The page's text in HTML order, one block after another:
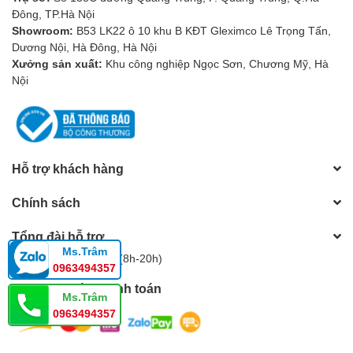
gian kiến trúc
ART391Vkhông chỉ là một thiết bị chiếu sáng mà còn là món nội
thất trang trí cao cấp cho:
Phòng ăn – bàn tiệc gia đình
Sảnh khách sạn, quán café, showroom
Để nhận báo giá chi tiết, hình ảnh thực tế và tư vấn miễn phí cho
đây
Đông, TP.Hà Nội
Showroom: B53 LK22 ô 10 khu B KĐT Gleximco Lê Trọng Tấn,
Dương Nội, Hà Đông, Hà Nội
Xưởng sản xuất: Khu công nghiệp Ngọc Sơn, Chương Mỹ, Hà
Nội
Hỗ trợ khách hàng
Chính sách
Tổng đài hỗ trợ
Hotline: 0983805604 (8h-20h)
Phương thức thanh toán
Ms.Trâm
0963494357
Ms.Trâm
0963494357